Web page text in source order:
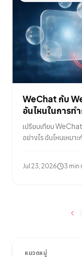
หมวดหมู่
WeChat กับ
อันไหนในการท
เปรียบเทียบ
อย่างไร อันไหนเหม
Jul 23, 2026 3 min